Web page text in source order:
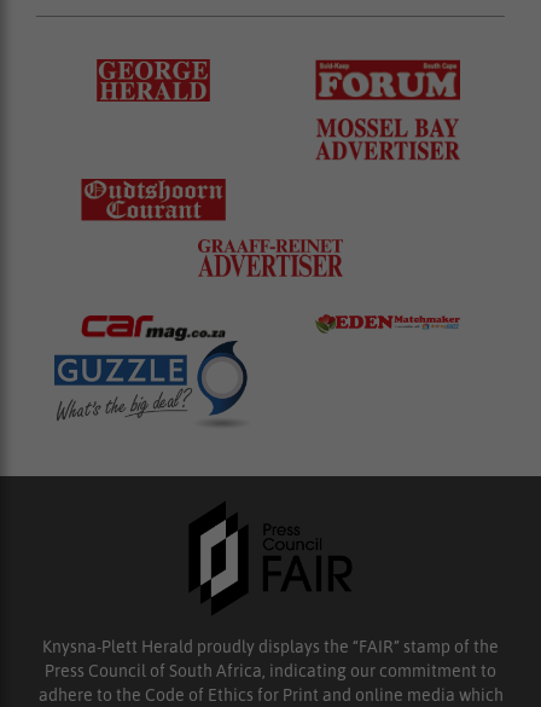
Knysna-Plett Herald proudly displays the “FAIR” stamp of the
Press Council of South Africa, indicating our commitment to
adhere to the Code of Ethics for Print and online media which